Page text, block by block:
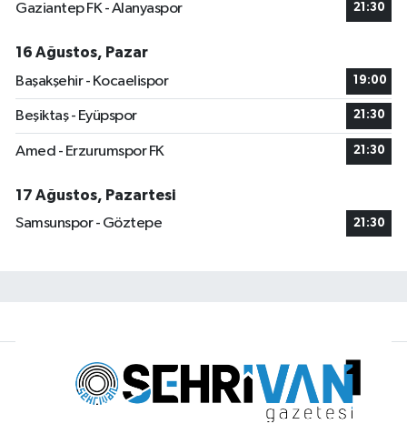
Gaziantep FK - Alanyaspor 21:30
16 Ağustos, Pazar
Başakşehir - Kocaelispor
19:00
Beşiktaş - Eyüpspor 21:30
Amed - Erzurumspor FK 21:30
17 Ağustos, Pazartesi
Samsunspor - Göztepe
21:30